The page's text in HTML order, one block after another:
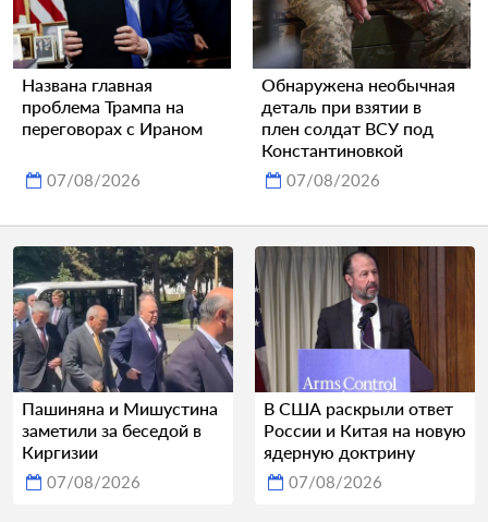
Названа главная
проблема Трампа на
переговорах с Ираном
07/08/2026
Обнаружена необычная
деталь при взятии в
плен солдат ВСУ под
Константиновкой
07/08/2026
Пашиняна и Мишустина
заметили за беседой в
Киргизии
07/08/2026
В США раскрыли ответ
России и Китая на новую
ядерную доктрину
07/08/2026